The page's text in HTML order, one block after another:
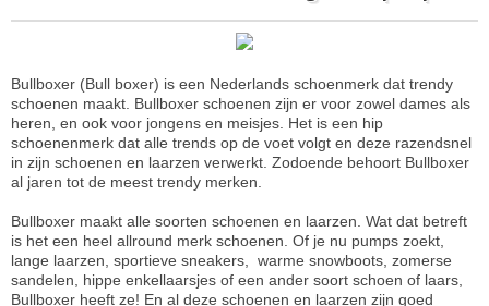
Bullboxer (Bull boxer) is een Nederlands schoenmerk dat trendy
schoenen maakt. Bullboxer schoenen zijn er voor zowel dames als
heren, en ook voor jongens en meisjes. Het is een hip
schoenenmerk dat alle trends op de voet volgt en deze razendsnel
in zijn schoenen en laarzen verwerkt. Zodoende behoort Bullboxer
al jaren tot de meest trendy merken.
Bullboxer maakt alle soorten schoenen en laarzen. Wat dat betreft
is het een heel allround merk schoenen. Of je nu pumps zoekt,
lange laarzen, sportieve sneakers, warme snowboots, zomerse
sandelen, hippe enkellaarsjes of een ander soort schoen of laars,
Bullboxer heeft ze! En al deze schoenen en laarzen zijn goed